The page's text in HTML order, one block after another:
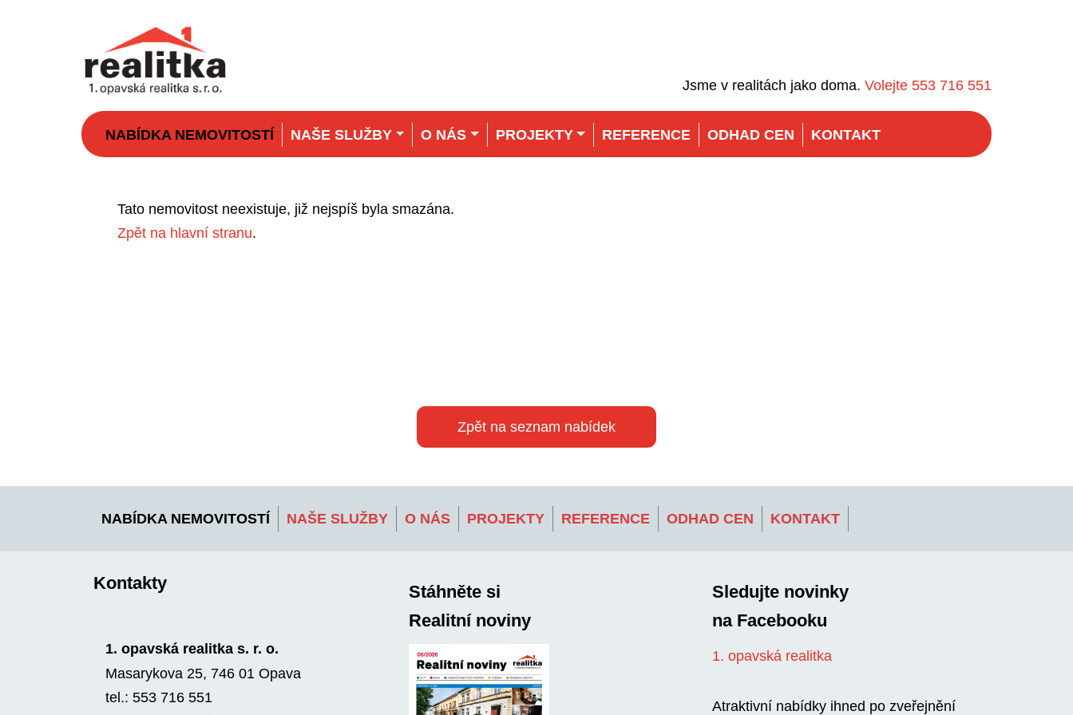
Jsme v realitách jako doma. Volejte 553 716 551
NABÍDKA NEMOVITOSTÍ NAŠE SLUŽBY O NÁS PROJEKTY REFERENCE ODHAD CEN KONTAKT
Tato nemovitost neexistuje, již nejspíš byla smazána.
Zpět na hlavní stranu.
Zpět na seznam nabídek
NABÍDKA NEMOVITOSTÍ NAŠE SLUŽBY O NÁS PROJEKTY REFERENCE ODHAD CEN KONTAKT
Kontakty
1. opavská realitka s. r. o.
Masarykova 25, 746 01 Opava
tel.: 553 716 551
Stáhněte si
Realitní noviny
Sledujte novinky
na Facebooku
1. opavská realitka
Atraktivní nabídky ihned po zveřejnění